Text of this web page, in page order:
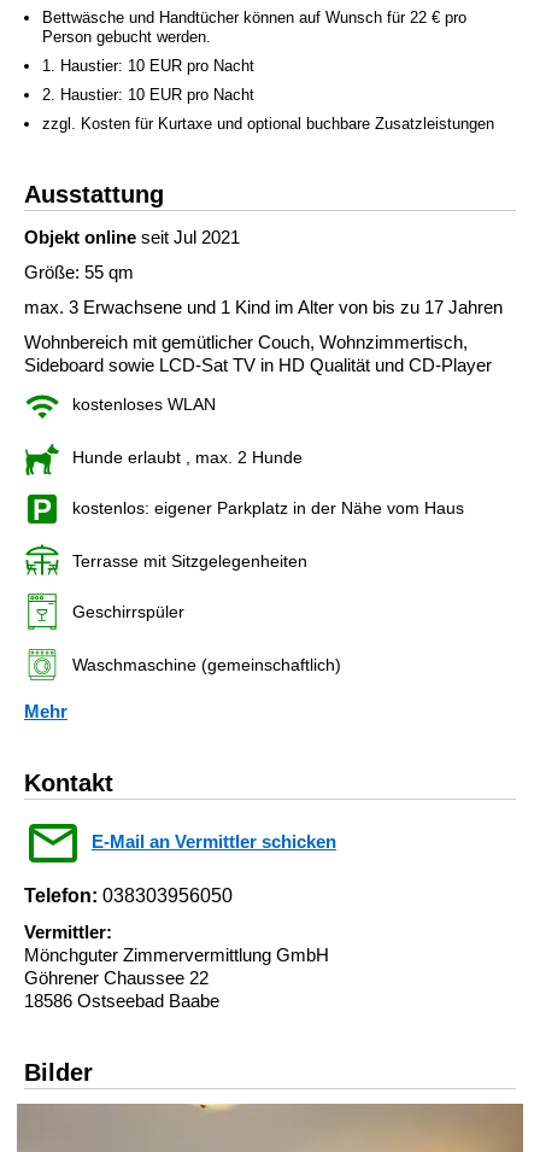
Bettwäsche und Handtücher können auf Wunsch für 22 € pro
Person gebucht werden.
1. Haustier: 10 EUR pro Nacht
2. Haustier: 10 EUR pro Nacht
zzgl. Kosten für Kurtaxe und optional buchbare Zusatzleistungen
Ausstattung
Objekt online seit Jul 2021
Größe: 55 qm
max. 3 Erwachsene und 1 Kind im Alter von bis zu 17 Jahren
Wohnbereich mit gemütlicher Couch, Wohnzimmertisch,
Sideboard sowie LCD-Sat TV in HD Qualität und CD-Player
kostenloses WLAN
Hunde erlaubt , max. 2 Hunde
kostenlos: eigener Parkplatz in der Nähe vom Haus
Terrasse mit Sitzgelegenheiten
Geschirrspüler
Waschmaschine (gemeinschaftlich)
Mehr
Kontakt
E-Mail an Vermittler schicken
Telefon: 038303956050
Vermittler:
Mönchguter Zimmervermittlung GmbH
Göhrener Chaussee 22
18586 Ostseebad Baabe
Bilder